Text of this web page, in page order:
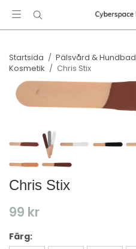
Startsida / Pälsvård & Hundbad
Kosmetik / Chris Stix
Chris Stix
99 kr
Färg: